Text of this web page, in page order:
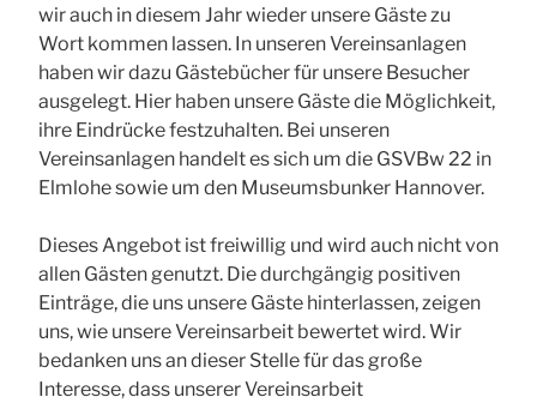
wir auch in diesem Jahr wieder unsere Gäste zu
Wort kommen lassen. In unseren Vereinsanlagen
haben wir dazu Gästebücher für unsere Besucher
ausgelegt. Hier haben unsere Gäste die Möglichkeit,
ihre Eindrücke festzuhalten. Bei unseren
Vereinsanlagen handelt es sich um die GSVBw 22 in
Elmlohe sowie um den Museumsbunker Hannover.
Dieses Angebot ist freiwillig und wird auch nicht von
allen Gästen genutzt. Die durchgängig positiven
Einträge, die uns unsere Gäste hinterlassen, zeigen
uns, wie unsere Vereinsarbeit bewertet wird. Wir
bedanken uns an dieser Stelle für das große
Interesse, dass unserer Vereinsarbeit